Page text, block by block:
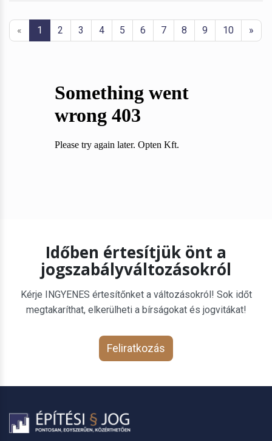
« 1 2 3 4 5 6 7 8 9 10 »
Időben értesítjük önt a
jogszabályváltozásokról
Kérje INGYENES értesítőnket a változásokról! Sok időt
megtakaríthat, elkerülheti a bírságokat és jogvitákat!
Feliratkozás